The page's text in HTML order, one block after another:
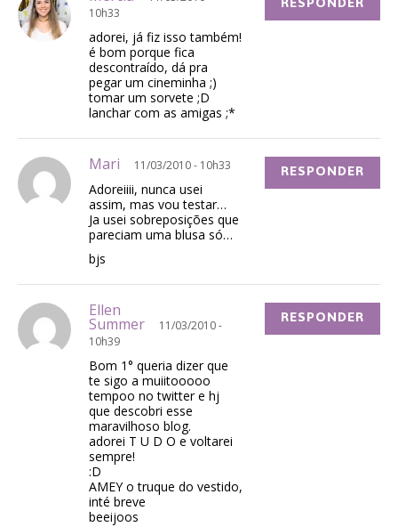
10h33
adorei, já fiz isso também!
é bom porque fica
descontraído, dá pra
pegar um cineminha ;)
tomar um sorvete ;D
lanchar com as amigas ;*
RESPONDER
Mari 11/03/2010 - 10h33
Adoreiiii, nunca usei
assim, mas vou testar…
Ja usei sobreposições que
pareciam uma blusa só…
bjs
RESPONDER
Ellen
Summer
11/03/2010 -
10h39
Bom 1° queria dizer que
te sigo a muiitooooo
tempoo no twitter e hj
que descobri esse
maravilhoso blog.
adorei T U D O e voltarei
sempre!
:D
AMEY o truque do vestido,
inté breve
beeijoos
RESPONDER